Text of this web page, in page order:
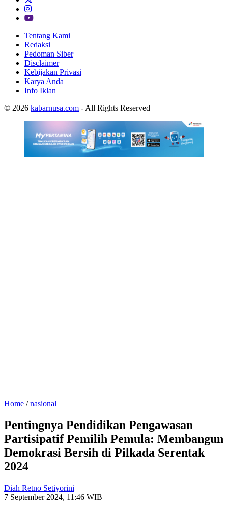
Tentang Kami
Redaksi
Pedoman Siber
Disclaimer
Kebijakan Privasi
Karya Anda
Info Iklan
© 2026 kabarnusa.com - All Rights Reserved
Home /nasional
Pentingnya Pendidikan Pengawasan
Partisipatif Pemilih Pemula: Membangun
Demokrasi Bersih di Pilkada Serentak
2024
Diah Retno Setiyorini
7 September 2024, 11:46 WIB